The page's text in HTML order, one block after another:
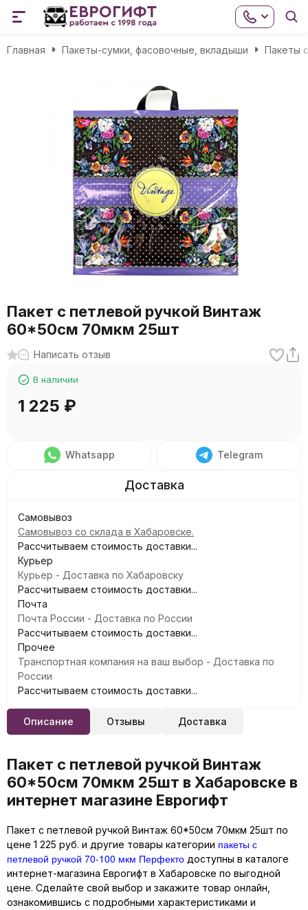
Главная Пакеты-сумки, фасовочные, вкладыши Пакеты
Пакет с петлевой ручкой Винтаж
60*50см 70мкм 25шт
Написать отзыв
В наличии
1 225 ₽
Whatsapp Telegram
Самовывоз
Самовывоз со склада в Хабаровске.
Рассчитываем стоимость доставки...
Курьер
Курьер - Доставка по Хабаровску
Рассчитываем стоимость доставки...
Почта
Почта России - Доставка по России
Рассчитываем стоимость доставки...
Прочее
Транспортная компания на ваш выбор - Доставка по
России
Рассчитываем стоимость доставки...
Описание Отзывы Доставка
Пакет с петлевой ручкой Винтаж
60*50см 70мкм 25шт в Хабаровске в
интернет магазине Еврогифт
Пакет с петлевой ручкой Винтаж 60*50см 70мкм 25шт по
цене 1 225 руб. и другие товары категории пакеты с
петлевой ручкой 70-100 мкм Перфекто доступны в каталоге
интернет-магазина Еврогифт в Хабаровске по выгодной
цене. Сделайте свой выбор и закажите товар онлайн,
ознакомившись с подробными характеристиками и